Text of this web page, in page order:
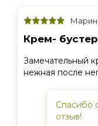
Крем-
Замечательный
нежная после
Спасибо
отзыв!